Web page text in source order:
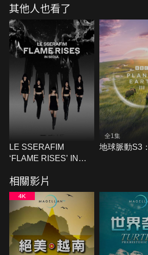
其他人也看了
LE SSERAFIM
‘FLAME RISES’ IN
全1集
地球脈動S3
相關影片